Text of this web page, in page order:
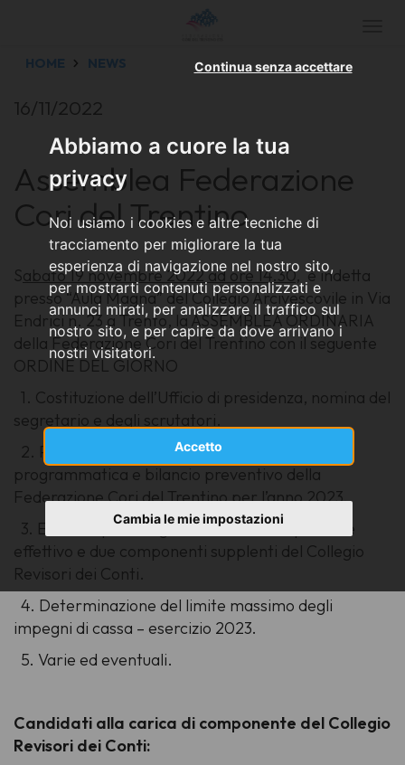
Abbiamo a cuore la tua
privacy
Noi usiamo i cookies e altre tecniche di
tracciamento per migliorare la tua
esperienza di navigazione nel nostro sito,
per mostrarti contenuti personalizzati e
annunci mirati, per analizzare il traffico sul
nostro sito, e per capire da dove arrivano i
nostri visitatori.
Accetto
Continua senza accettare
Cambia le mie impostazioni
HOME NEWS
16/11/2022
Assemblea Federazione
Cori del Trentino
Sabato 19 novembre 2022 ad ore 14.30, è indetta
presso “Aula Magna” del Collegio Arcivescovile in Via
Endrici n. 23 a Trento, laASSEMBLEA ORDINARIA
dellaFederazione Cori delTrentino con il seguente
ORDINE DEL GIORNO
1. Costituzione dell’Ufficio di presidenza, nomina del
segretario e degli scrutatori.
2. Presentazione e approvazione Relazione
programmatica e bilancio preventivo della
Federazione Cori del Trentino per l’anno 2023.
3. Elezione per integrazione di un componente
effettivo e due componenti supplenti del Collegio
Revisori dei Conti.
4. Determinazione del limite massimo degli
impegni di cassa – esercizio 2023.
5. Varie ed eventuali.
Candidati alla carica di componente del Collegio
Revisori dei Conti: